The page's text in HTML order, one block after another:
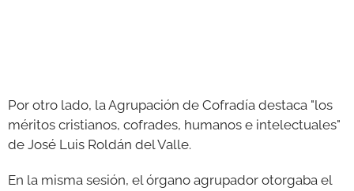
Por otro lado, la Agrupación de Cofradía destaca "los
méritos cristianos, cofrades, humanos e intelectuales"
de José Luis Roldán del Valle.
En la misma sesión, el órgano agrupador otorgaba el